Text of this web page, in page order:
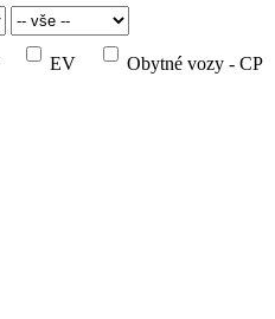
EV Obytné vozy - CP